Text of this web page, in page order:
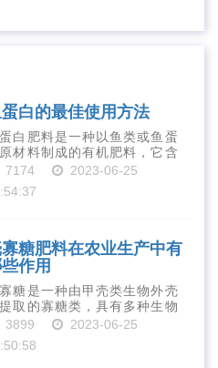
白的最佳使用方法
白肥料是一种以鱼类或鱼蛋
材料制成的有机肥料，它含
富的营养物质，如氮、磷、
和植物生长因子。这些营养
7174
2023-06-25
糖肥料在农业生产中有
作用
糖是一种由甲壳类生物外壳
取的寡糖类，具有多种生物
和营养价值。在农业生产
为一种新型的有机肥料，壳
3899
2023-06-25